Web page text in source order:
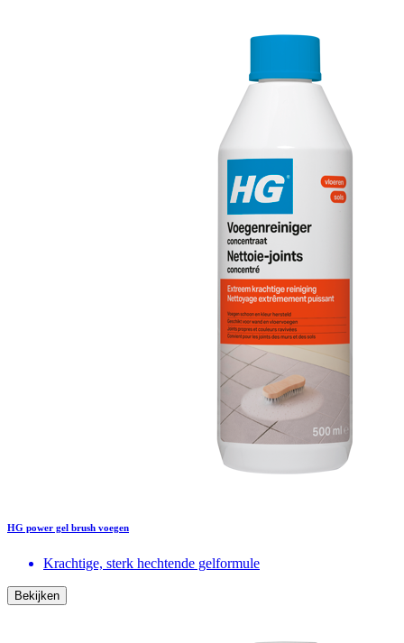
HG power gel brush voegen
Krachtige, sterk hechtende gelformule
Bekijken